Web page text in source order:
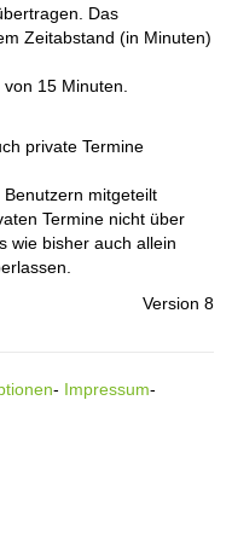
Das
Zeitabstand (in Minuten)
15 Minuten.
private Termine
mitgeteilt
Termine nicht über
wie bisher auch allein
Version 8
- Impressum-